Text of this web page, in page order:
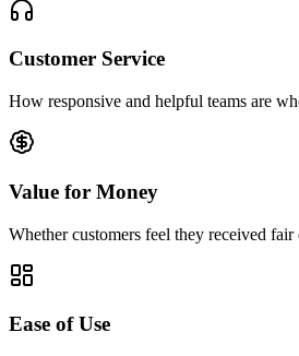
Customer Service
How responsive and helpful teams are
Value for Money
Whether customers feel they received
Ease of Use